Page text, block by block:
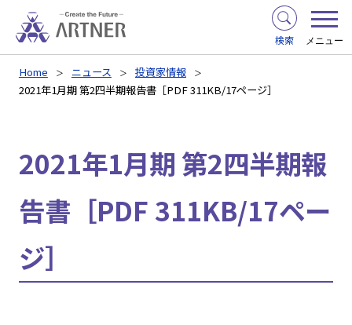
検索 メニュー
Home ニュース
投資家情報
2021年1月期 第2四半期報告書［PDF 311KB/17ページ］
2021年1月期 第2四半期報
告書［PDF 311KB/17ペー
ジ］